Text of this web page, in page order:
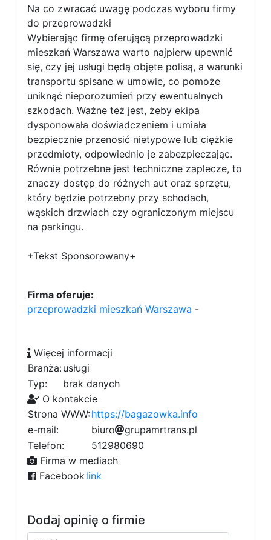
Na co zwracać uwagę podczas wyboru firmy
do przeprowadzki
Wybierając firmę oferującą przeprowadzki
mieszkań Warszawa warto najpierw upewnić
się, czy jej usługi będą objęte polisą, a warunki
transportu spisane w umowie, co pomoże
uniknąć nieporozumień przy ewentualnych
szkodach. Ważne też jest, żeby ekipa
dysponowała doświadczeniem i umiała
bezpiecznie przenosić nietypowe lub ciężkie
przedmioty, odpowiednio je zabezpieczając.
Równie potrzebne jest techniczne zaplecze, to
znaczy dostęp do różnych aut oraz sprzętu,
który będzie potrzebny przy schodach,
wąskich drzwiach czy ograniczonym miejscu
na parkingu.
+Tekst Sponsorowany+
Firma oferuje:
przeprowadzki mieszkań Warszawa -
Więcej informacji
Branża:usługi
Typ:
brak danych
O kontakcie
Strona WWW:https://bagazowka.info
e-mail:
bi9
u7
5
roa
0
2
g1
f
rf
upamrtrad
ns.e
pl
Telefon:
512980690
Firma w mediach
Facebook link
Dodaj opinię o firmie